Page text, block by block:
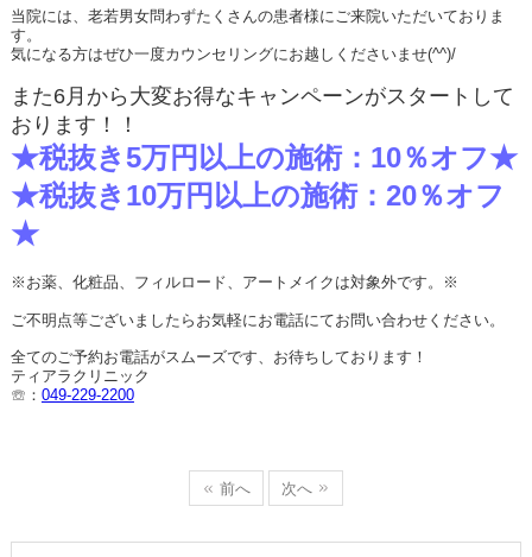
当院には、老若男女問わずたくさんの患者様にご来院いただいておりま
す。
気になる方はぜひ一度カウンセリングにお越しくださいませ(^^)/
また6月から大変お得なキャンペーンがスタートして
おります！！
★税抜き 5万円以上の施術： 10％オフ★
★税抜き 10万円以上の施術： 20％オフ
★
※お薬、化粧品、フィルロード、アートメイクは対象外です。※
ご不明点等ございましたらお気軽にお電話にてお問い合わせください。
全てのご予約お電話がスムーズです、お待ちしております！
ティアラクリニック
☏： 049-229-2200
前へ 次へ